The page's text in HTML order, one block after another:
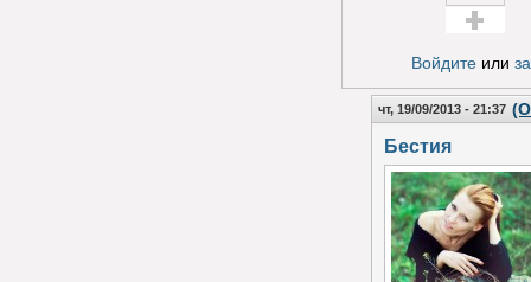
Войдитеили
чт, 19/09/2013 - 21:37
Бестия